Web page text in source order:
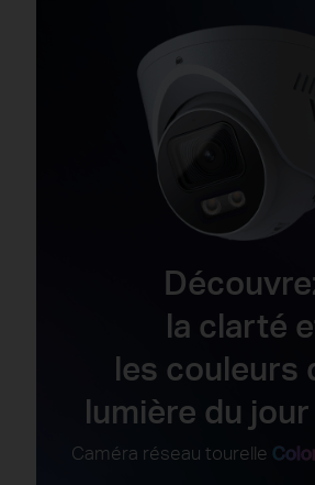
la clarté
les couleurs
lumière du
Caméra réseau tourelle